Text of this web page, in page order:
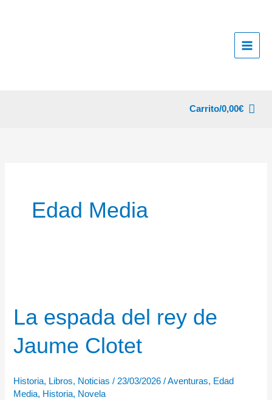
Carrito/0,00€
Edad Media
La espada del rey de
Jaume Clotet
Historia, Libros, Noticias / 23/03/2026/Aventuras, Edad
Media, Historia, Novela